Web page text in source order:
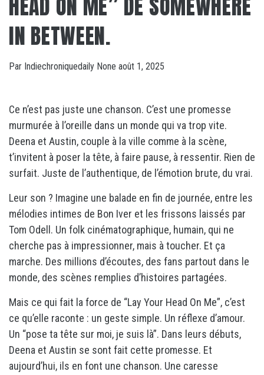
HEAD ON ME” DE SOMEWHERE
IN BETWEEN.
Par Indiechroniquedaily None août 1, 2025
Ce n’est pas juste une chanson. C’est une promesse
murmurée à l’oreille dans un monde qui va trop vite.
Deena et Austin, couple à la ville comme à la scène,
t’invitent à poser la tête, à faire pause, à ressentir. Rien de
surfait. Juste de l’authentique, de l’émotion brute, du vrai.
Leur son ? Imagine une balade en fin de journée, entre les
mélodies intimes de Bon Iver et les frissons laissés par
Tom Odell. Un folk cinématographique, humain, qui ne
cherche pas à impressionner, mais à toucher. Et ça
marche. Des millions d’écoutes, des fans partout dans le
monde, des scènes remplies d’histoires partagées.
Mais ce qui fait la force de “Lay Your Head On Me”, c’est
ce qu’elle raconte : un geste simple. Un réflexe d’amour.
Un “pose ta tête sur moi, je suis là”. Dans leurs débuts,
Deena et Austin se sont fait cette promesse. Et
aujourd’hui, ils en font une chanson. Une caresse